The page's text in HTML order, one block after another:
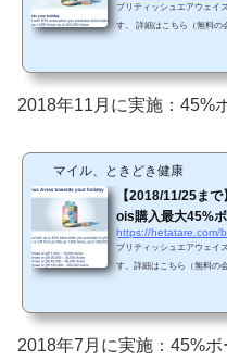
ブリティッシュエアウェイ
す。 詳細はこちら（無料の
くレベル。・200,000 Avios
9年2月25日午前9時まで・
2018年11月に実施：45%
マイル、ときどき健康
【2018/11/25ま
ois購入最大45%
https://hetatare.com/
ブリティッシュエアウェイ
す。詳細はこちら（無料の
0,000 Avios購入で45%ボー
1月25日まで・購入後すぐ
2018年7月に実施：45%ボ